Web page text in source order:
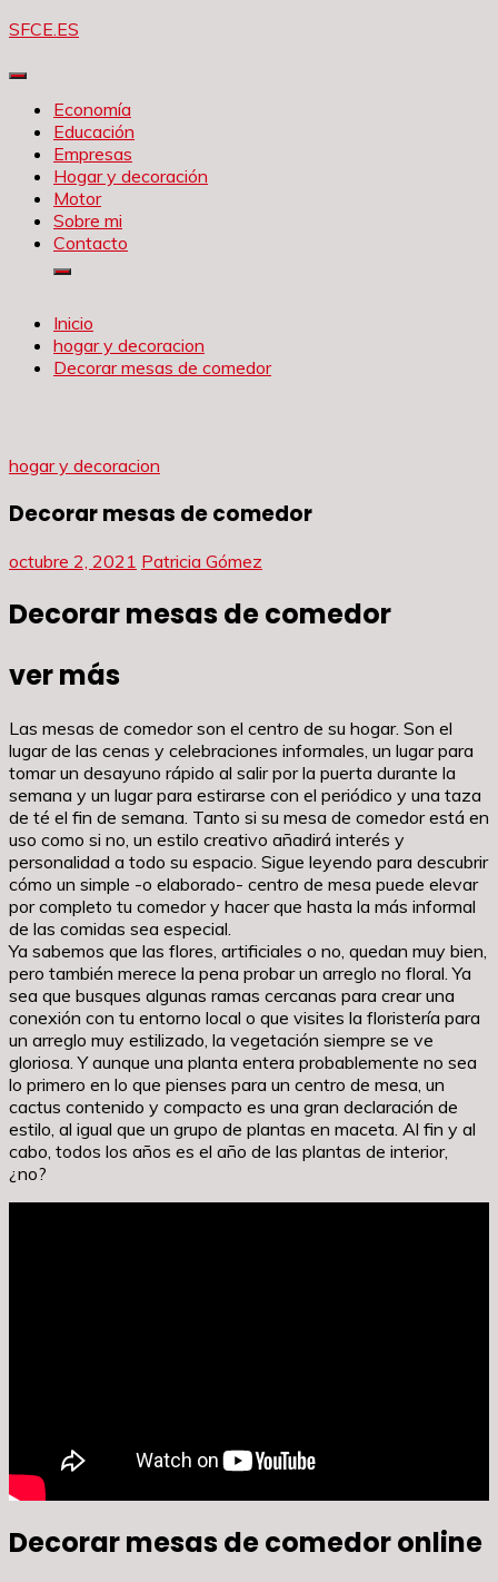
Saltar
contenido
SFCE.ES
Economía
Educación
Empresas
Hogar y decoración
Motor
Sobre mi
Contacto
Inicio
hogar y decoracion
Decorar mesas de comedor
hogar y decoracion
Decorar mesas de comedor
octubre 2, 2021 Patricia Gómez
Decorar mesas de comedor
ver más
Las mesas de comedor son el centro de su hogar. Son el
lugar de las cenas y celebraciones informales, un lugar para
tomar un desayuno rápido al salir por la puerta durante la
semana y un lugar para estirarse con el periódico y una taza
de té el fin de semana. Tanto si su mesa de comedor está en
uso como si no, un estilo creativo añadirá interés y
personalidad a todo su espacio. Sigue leyendo para descubrir
cómo un simple -o elaborado- centro de mesa puede elevar
por completo tu comedor y hacer que hasta la más informal
de las comidas sea especial.
Ya sabemos que las flores, artificiales o no, quedan muy bien,
pero también merece la pena probar un arreglo no floral. Ya
sea que busques algunas ramas cercanas para crear una
conexión con tu entorno local o que visites la floristería para
un arreglo muy estilizado, la vegetación siempre se ve
gloriosa. Y aunque una planta entera probablemente no sea
lo primero en lo que pienses para un centro de mesa, un
cactus contenido y compacto es una gran declaración de
estilo, al igual que un grupo de plantas en maceta. Al fin y al
cabo, todos los años es el año de las plantas de interior,
¿no?
Decorar mesas de comedor online